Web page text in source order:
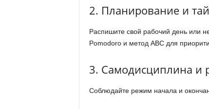
2. Планирование и
Распишите свой рабочий день или
Pomodoro и метод ABC для
3. Самодисциплина и
Соблюдайте режим начала и